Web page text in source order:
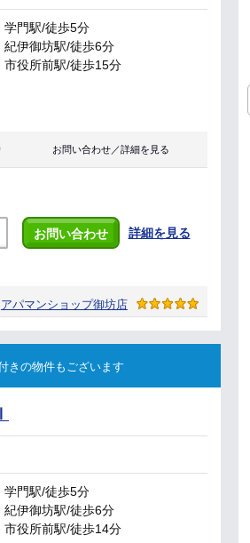
学門駅/徒歩5分
紀伊御坊駅/徒歩6分
市役所前駅/徒歩15分
お問い合わせ／詳細を見る
お問い合わせ 詳細を見る
アパマンショップ御坊店
きの物件もございます
学門駅/徒歩5分
紀伊御坊駅/徒歩6分
市役所前駅/徒歩14分